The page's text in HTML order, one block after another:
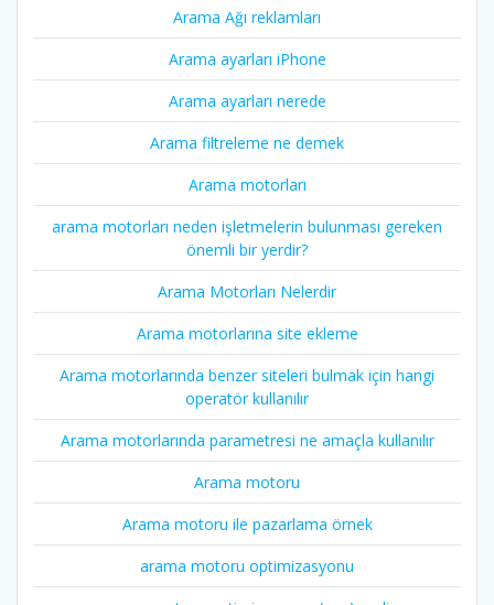
Arama Ağı reklamları
Arama ayarları iPhone
Arama ayarları nerede
Arama filtreleme ne demek
Arama motorları
arama motorları neden işletmelerin bulunması gereken
önemli bir yerdir?
Arama Motorları Nelerdir
Arama motorlarına site ekleme
Arama motorlarında benzer siteleri bulmak için hangi
operatör kullanılır
Arama motorlarında parametresi ne amaçla kullanılır
Arama motoru
Arama motoru ile pazarlama örnek
arama motoru optimizasyonu